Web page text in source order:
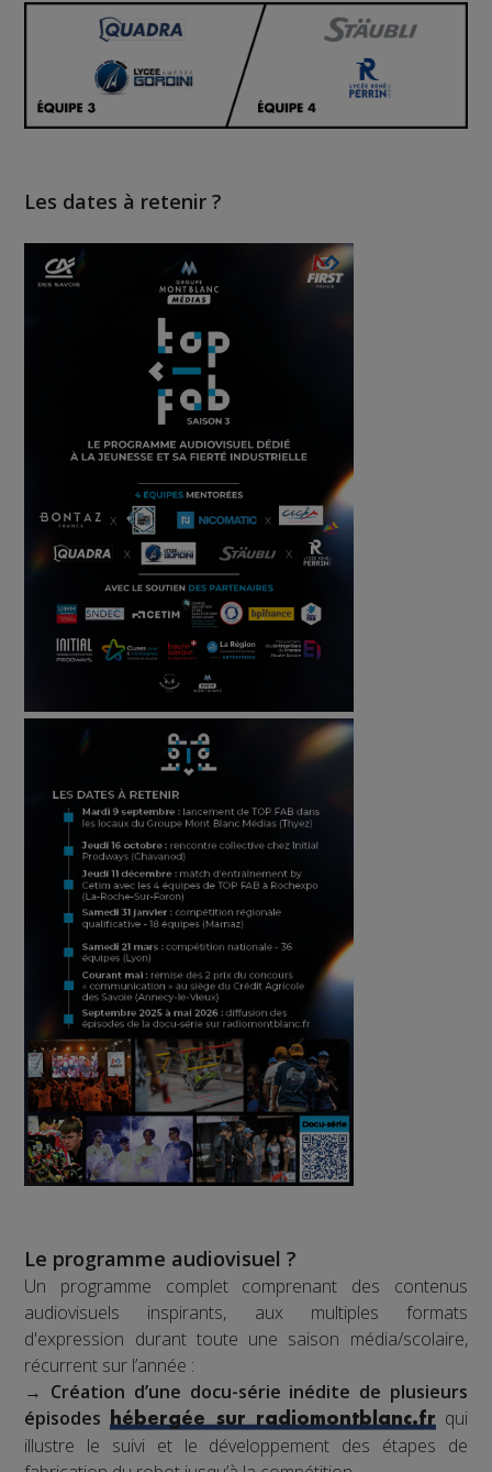
Les dates à retenir ?
Le programme audiovisuel ?
Un programme complet comprenant des contenus
audiovisuels inspirants, aux multiples formats
d'expression durant toute une saison média/scolaire,
récurrent sur l’année :
→ Création d’une docu-série inédite de plusieurs
épisodes
hébergée sur radiomontblanc.frqui
illustre le suivi et le développement des étapes de